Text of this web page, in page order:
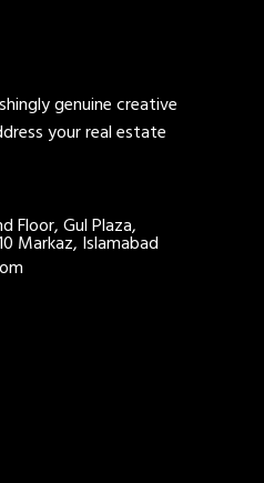
genuine creative
your real estate
Floor, Gul Plaza,
Markaz, Islamabad